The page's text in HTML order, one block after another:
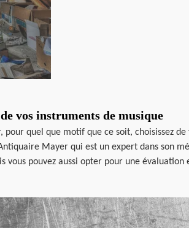
vos instruments de musique
pour quel que motif que ce soit, choisissez
Mayer qui est un expert dans son
vous pouvez aussi opter pour une évaluation